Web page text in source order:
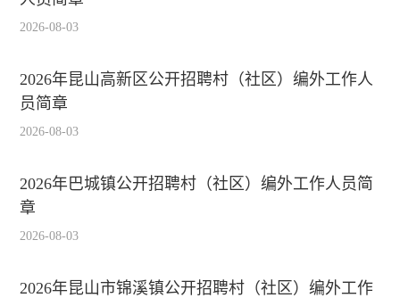
2026-08-03
2026年昆山高新区公开招聘村（社区）编外工作人
员简章
2026-08-03
2026年巴城镇公开招聘村（社区）编外工作人员简
章
2026-08-03
2026年昆山市锦溪镇公开招聘村（社区）编外工作